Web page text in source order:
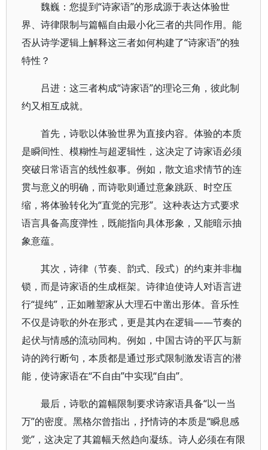
魏巍：您提到“诗家语”的形成源于表达体验世
界、诗律限制与篇幅自由最小化三者的共同作用。能
否从诗学逻辑上解释这三者如何构建了“诗家语”的独
特性？
吕进：这三者构成“诗家语”的理论三角，彼此制
约又相互成就。
首先，诗歌以体验世界为直接内容。体验的本质
是瞬间性、模糊性与超逻辑性，这决定了诗家语必须
突破日常语言的线性叙事。例如，散文追求情节的连
贯与意义的明确，而诗歌则通过意象跳跃、时空压
缩，将体验转化为“直觉的完形”。这种表达方式要求
语言具备高度弹性，既能指向具体形象，又能暗示抽
象意蕴。
其次，诗律（节奏、韵式、段式）的约束并非枷
锁，而是诗家语的生成框架。诗律迫使诗人对语言进
行“提纯”，正如雕塑家从大理石中凿出形体。音乐性
不仅是诗歌的外在形式，更是其内在逻辑——节奏的
起伏与情感的流动同构。例如，中国古诗的平仄与新
诗的跨行断句，本质都是通过形式限制激发语言的潜
能，使诗家语在“不自由”中实现“自由”。
最后，诗歌的篇幅限制要求诗家语具备“以一当
万”的密度。黑格尔曾指出，抒情诗的本质是“瞬息感
觉”，这决定了其篇幅天然趋向凝练。诗人必须在有限